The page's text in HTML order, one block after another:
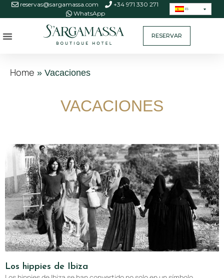
ES
reservas@sargamassa.com
+34 971 330 271
WhatsApp
RESERVAR
Home » Vacaciones
VACACIONES
Los hippies de Ibiza